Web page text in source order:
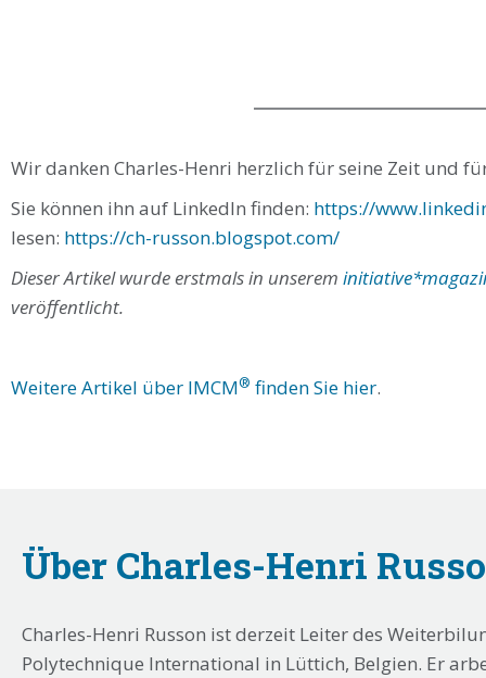
Wir danken Charles-Henri herzlich für seine Zeit und
Sie können ihn auf LinkedIn finden: https://
lesen: https://ch-russon.blogspot.com/
Dieser Artikel wurde erstmals in unserem
veröffentlicht.
Weitere Artikel über IMCM® finden Sie hier.
Über Charles-Henri
Charles-Henri Russon ist derzeit Leiter des
Polytechnique International in Lüttich, Belgien. Er